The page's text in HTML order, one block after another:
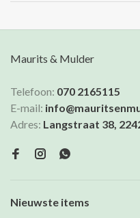
Maurits & Mulder
Telefoon: 070 2165115
E-mail:
Adres: Langstraat 38,
Nieuwste items